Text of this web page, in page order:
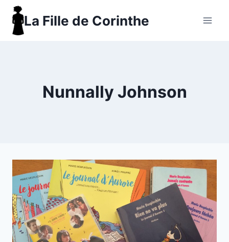
Aller
contenu
La Fille de Corinthe
Nunnally Johnson